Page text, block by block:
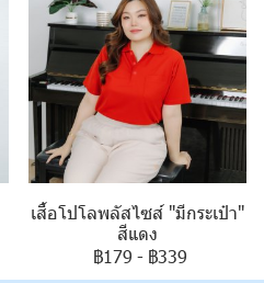
เสื้อโปโลพลัสไซส์ "มีกระเป๋า"
สีแดง
฿179 - ฿339